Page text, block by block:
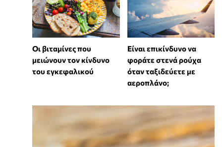
Οι βιταμίνες που
μειώνουν τον κίνδυνο
του εγκεφαλικού
⁠Είναι επικίνδυνο να
φοράτε στενά ρούχα
όταν ταξιδεύετε με
αεροπλάνο;